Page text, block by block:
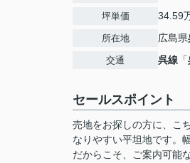
坪単価 34.59
所在地 広島県
交通 呉線 「
セールスポイント
売地をお探しの方に、こ
なりやすい平坦地です。
だからこそ、ご案内可能